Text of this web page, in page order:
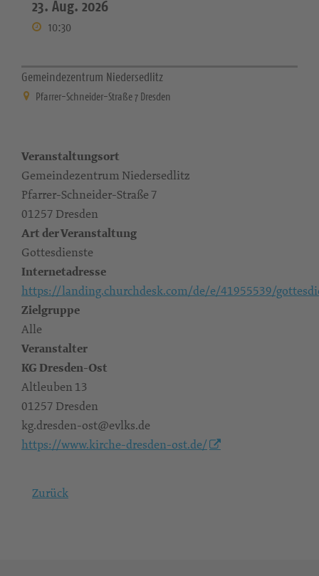
23. Aug. 2026
10:30
Gemeindezentrum Niedersedlitz
Pfarrer-Schneider-Straße 7 Dresden
Veranstaltungsort
Gemeindezentrum Niedersedlitz
Pfarrer-Schneider-Straße 7
01257 Dresden
Art der Veranstaltung
Gottesdienste
Internetadresse
https://landing.churchdesk.com/de/e/41955539/
Zielgruppe
Alle
Veranstalter
KG Dresden-Ost
Altleuben 13
01257 Dresden
kg.dresden-ost@evlks.de
https://www.kirche-dresden-ost.de/
Zurück